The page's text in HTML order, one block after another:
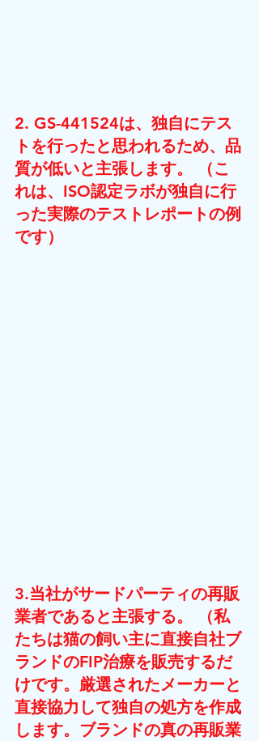
2. GS-441524は、独自にテス
トを行ったと思われるため、品
質が低いと主張します。 （こ
れは、ISO認定ラボが独自に行
った実際のテストレポートの例
です）
3.当社がサードパーティの再販
業者であると主張する。 （私
たちは猫の飼い主に直接自社ブ
ランドのFIP治療を販売するだ
けです。厳選されたメーカーと
直接協力して独自の処方を作成
します。ブランドの真の再販業